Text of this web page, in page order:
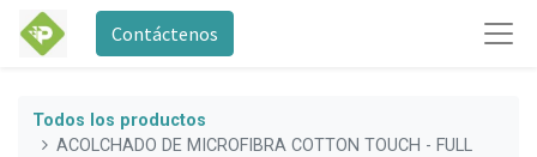
Contáctenos
Todos los productos
ACOLCHADO DE MICROFIBRA COTTON TOUCH - FULL